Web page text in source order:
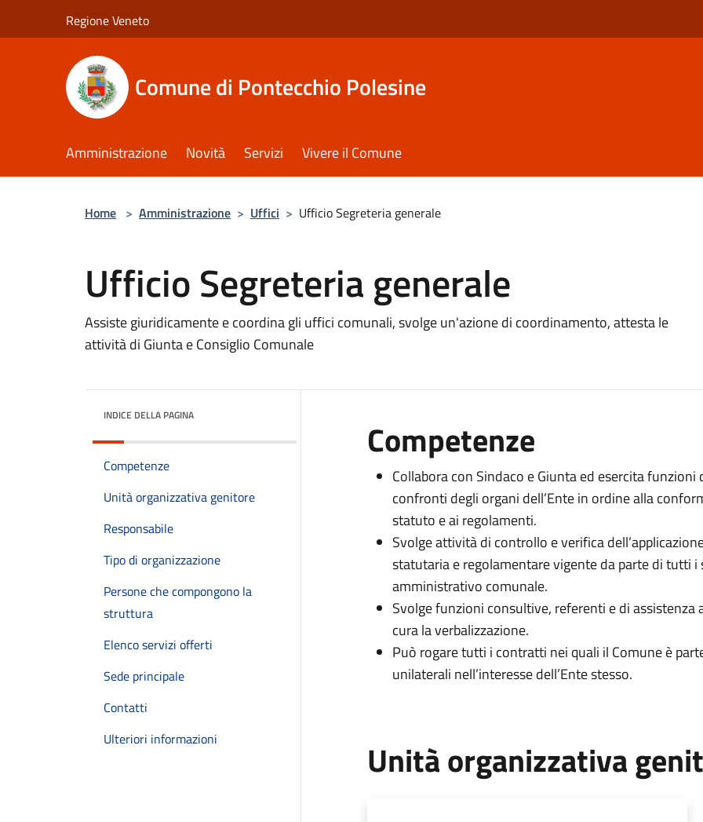
Regione Veneto
Comune di Pontecchio Polesine
Amministrazione Novità Servizi Vivere il Comune
Home > Amministrazione > Uffici > Ufficio Segreteria generale
Ufficio Segreteria generale
Assiste giuridicamente e coordina gli uffici comunali, svolge un'azione di coordinamento, attesta le
attività di Giunta e Consiglio Comunale
INDICE DELLA PAGINA
Competenze
Unità organizzativa genitore
Responsabile
Tipo di organizzazione
Persone che compongono la
struttura
Elenco servizi offerti
Sede principale
Contatti
Ulteriori informazioni
Competenze
Collabora con Sindaco e Giunta ed esercita
confronti degli organi dell’Ente in ordine alla
statuto e ai regolamenti.
Svolge attività di controllo e verifica
statutaria e regolamentare vigente da parte di tutti
amministrativo comunale.
Svolge funzioni consultive, referenti e di assistenza
cura la verbalizzazione.
Può rogare tutti i contratti nei quali il Comune è
unilaterali nell’interesse dell’Ente stesso.
Unità organizzativa